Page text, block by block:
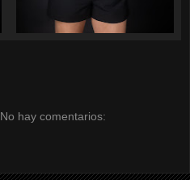
No hay comentarios: